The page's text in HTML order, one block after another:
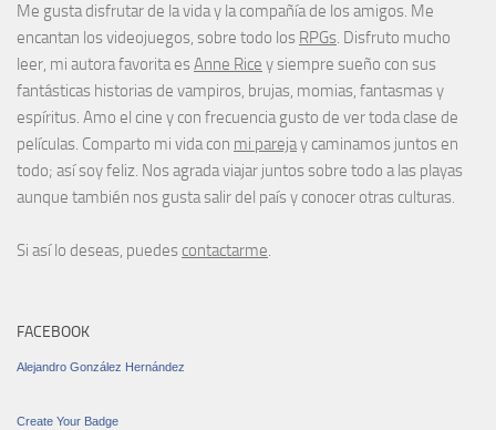
Me gusta disfrutar de la vida y la compañía de los amigos. Me
encantan los videojuegos, sobre todo los RPGs. Disfruto mucho
leer, mi autora favorita esAnne Rice y siempre sueño con sus
fantásticas historias de vampiros, brujas, momias, fantasmas y
espíritus. Amo el cine y con frecuencia gusto de ver toda clase de
películas. Comparto mi vida con mi parejay caminamos juntos en
todo; así soy feliz. Nos agrada viajar juntos sobre todo a las playas
aunque también nos gusta salir del país y conocer otras culturas.
Si así lo deseas, puedes contactarme.
FACEBOOK
Alejandro González Hernández
Create Your Badge